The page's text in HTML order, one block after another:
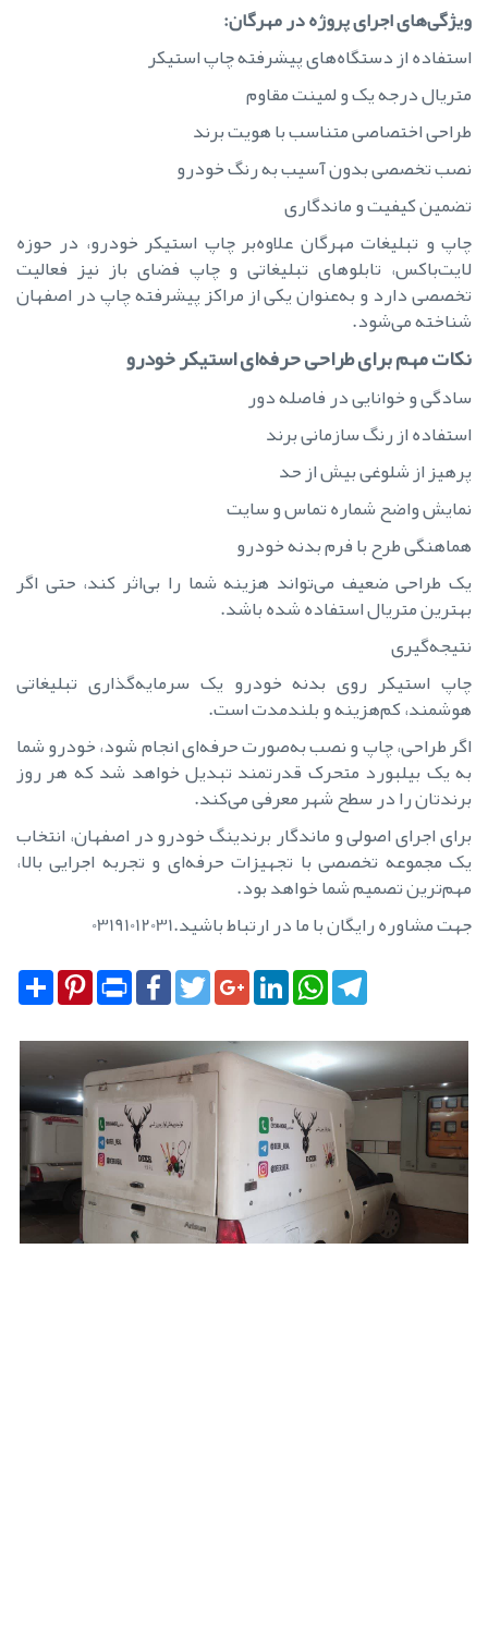
ویژگی‌های اجرای پروژه در مهرگان:
استفاده از دستگاه‌های پیشرفته چاپ استیکر
متریال درجه یک و لمینت مقاوم
طراحی اختصاصی متناسب با هویت برند
نصب تخصصی بدون آسیب به رنگ خودرو
تضمین کیفیت و ماندگاری
چاپ و تبلیغات مهرگان علاوه‌بر چاپ استیکر خودرو، در حوزه
لایت‌باکس، تابلوهای تبلیغاتی و چاپ فضای باز نیز فعالیت
تخصصی دارد و به‌عنوان یکی از مراکز پیشرفته چاپ در اصفهان
شناخته می‌شود.
نکات مهم برای طراحی حرفه‌ای استیکر خودرو
سادگی و خوانایی در فاصله دور
استفاده از رنگ سازمانی برند
پرهیز از شلوغی بیش از حد
نمایش واضح شماره تماس و سایت
هماهنگی طرح با فرم بدنه خودرو
یک طراحی ضعیف می‌تواند هزینه شما را بی‌اثر کند، حتی اگر
بهترین متریال استفاده شده باشد.
نتیجه‌گیری
چاپ استیکر روی بدنه خودرو یک سرمایه‌گذاری تبلیغاتی
هوشمند، کم‌هزینه و بلندمدت است.
اگر طراحی، چاپ و نصب به‌صورت حرفه‌ای انجام شود، خودرو شما
به یک بیلبورد متحرک قدرتمند تبدیل خواهد شد که هر روز
برندتان را در سطح شهر معرفی می‌کند.
برای اجرای اصولی و ماندگار برندینگ خودرو در اصفهان، انتخاب
یک مجموعه تخصصی با تجهیزات حرفه‌ای و تجربه اجرایی بالا،
مهم‌ترین تصمیم شما خواهد بود.
جهت مشاوره رایگان با ما در ارتباط باشید.03191012031
Share
Pinterest Print
FacebookTwitterGoogle+LinkedIn
WhatsAppTelegram